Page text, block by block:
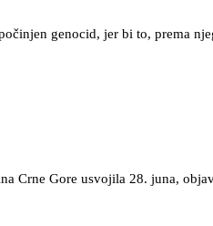
genocid, jer bi to, prema
Crne Gore usvojila 28. juna,